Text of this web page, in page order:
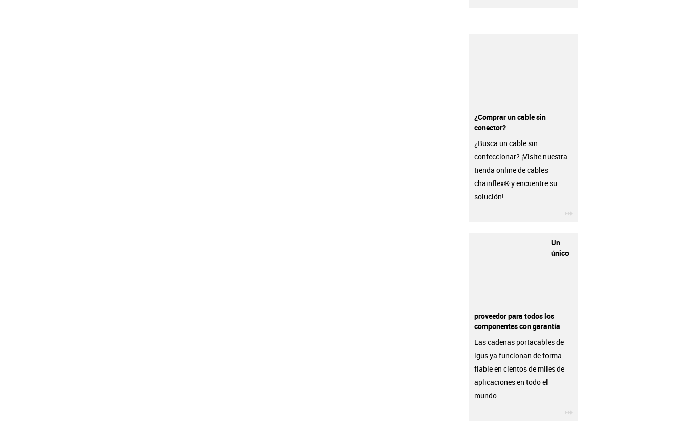
¿Comprar un cable sin
conector?
¿Busca un cable sin
confeccionar? ¡Visite nuestra
tienda online de cables
chainflex® y encuentre su
solución!
Un
único
proveedor para todos los
componentes con garantía
Las cadenas portacables de
igus ya funcionan de forma
fiable en cientos de miles de
aplicaciones en todo el
mundo.